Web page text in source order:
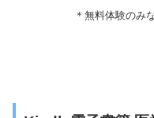
＊無料体験のみ